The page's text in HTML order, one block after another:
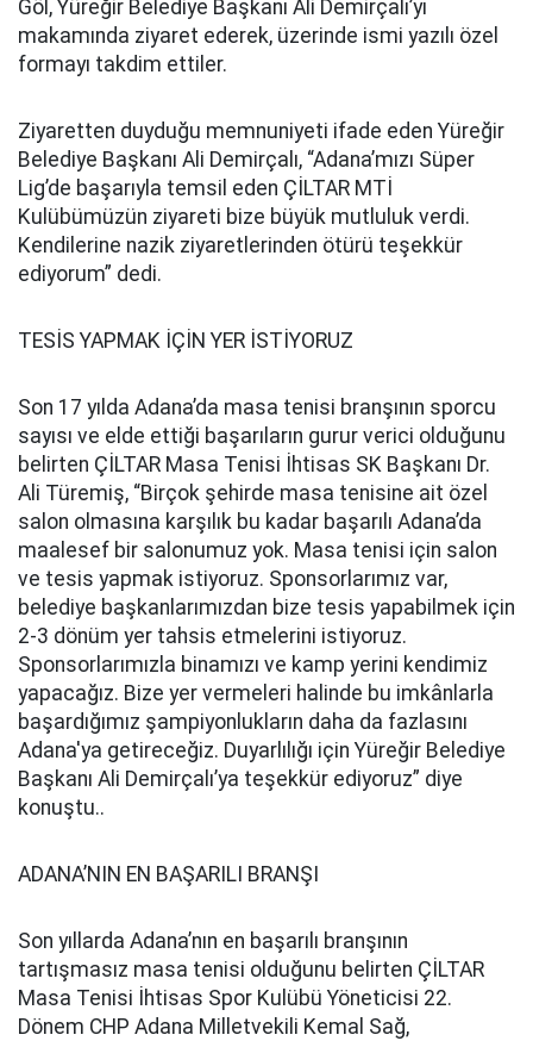
Göl, Yüreğir Belediye Başkanı Ali Demirçalı’yı
makamında ziyaret ederek, üzerinde ismi yazılı özel
formayı takdim ettiler.
Ziyaretten duyduğu memnuniyeti ifade eden Yüreğir
Belediye Başkanı Ali Demirçalı, “Adana’mızı Süper
Lig’de başarıyla temsil eden ÇİLTAR MTİ
Kulübümüzün ziyareti bize büyük mutluluk verdi.
Kendilerine nazik ziyaretlerinden ötürü teşekkür
ediyorum” dedi.
TESİS YAPMAK İÇİN YER İSTİYORUZ
Son 17 yılda Adana’da masa tenisi branşının sporcu
sayısı ve elde ettiği başarıların gurur verici olduğunu
belirten ÇİLTAR Masa Tenisi İhtisas SK Başkanı Dr.
Ali Türemiş, “Birçok şehirde masa tenisine ait özel
salon olmasına karşılık bu kadar başarılı Adana’da
maalesef bir salonumuz yok. Masa tenisi için salon
ve tesis yapmak istiyoruz. Sponsorlarımız var,
belediye başkanlarımızdan bize tesis yapabilmek için
2-3 dönüm yer tahsis etmelerini istiyoruz.
Sponsorlarımızla binamızı ve kamp yerini kendimiz
yapacağız. Bize yer vermeleri halinde bu imkânlarla
başardığımız şampiyonlukların daha da fazlasını
Adana'ya getireceğiz. Duyarlılığı için Yüreğir Belediye
Başkanı Ali Demirçalı’ya teşekkür ediyoruz” diye
konuştu..
ADANA’NIN EN BAŞARILI BRANŞI
Son yıllarda Adana’nın en başarılı branşının
tartışmasız masa tenisi olduğunu belirten ÇİLTAR
Masa Tenisi İhtisas Spor Kulübü Yöneticisi 22.
Dönem CHP Adana Milletvekili Kemal Sağ,